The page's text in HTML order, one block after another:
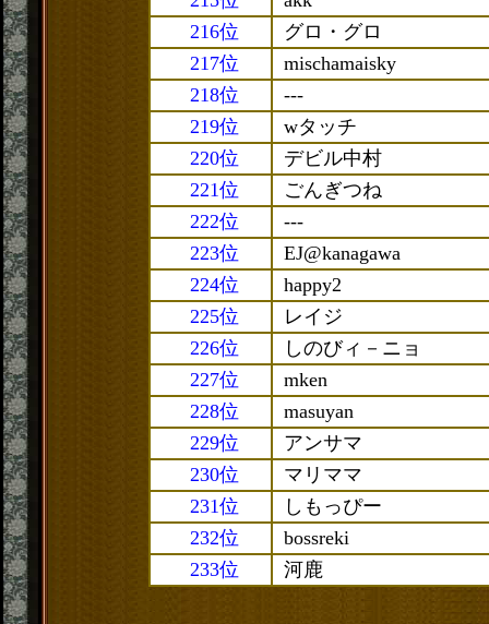
216位
グロ・グロ
217位
mischamaisky
218位
---
219位
wタッチ
220位
デビル中村
221位
ごんぎつね
222位
---
223位
EJ@kanagawa
224位
happy2
225位
レイジ
226位
しのびィ－ニョ
227位
mken
228位
masuyan
229位
アンサマ
230位
マリママ
231位
しもっぴー
232位
bossreki
233位
河鹿